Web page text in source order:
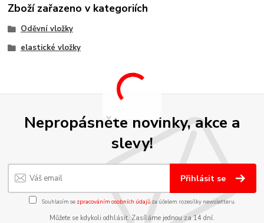
Zboží zařazeno v kategoriích
Oděvní vložky
elastické vložky
Nepropásněte novinky, akce a
slevy!
Přihlásit se
Souhlasím se zpracováním osobních údajůza účelem rozesílky newsletteru.
Můžete se kdykoli odhlásit. Zasíláme jednou za 14 dní.